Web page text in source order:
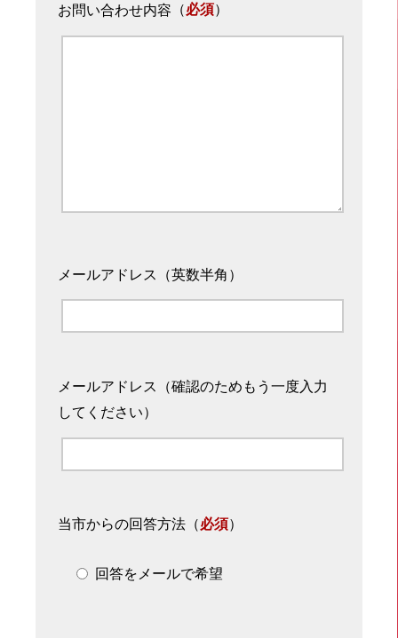
お問い合わせ内容 （必須）
メールアドレス（英数半角）
メールアドレス（確認のためもう一度入力
してください）
当市からの回答方法 （必須）
回答をメールで希望